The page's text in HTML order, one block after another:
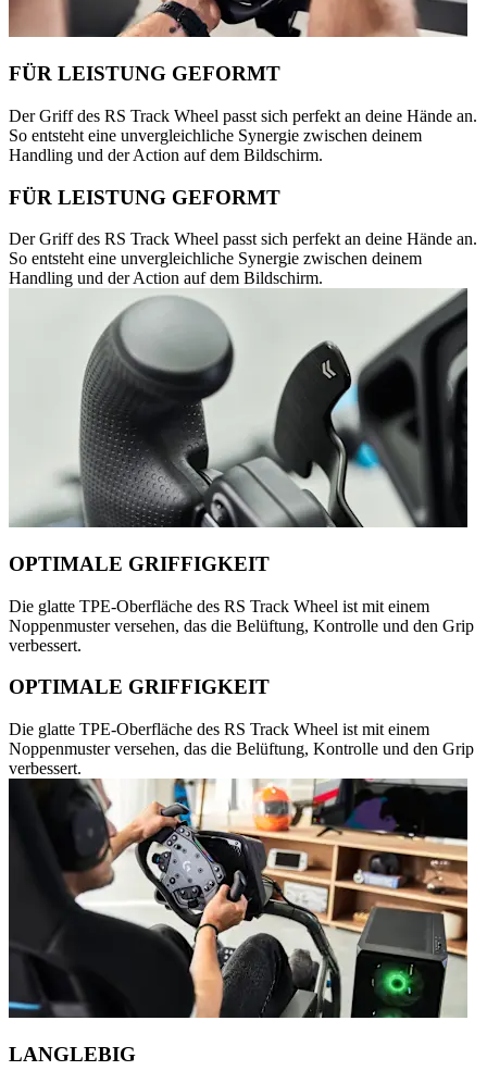
FÜR LEISTUNG GEFORMT
Der Griff des RS Track Wheel passt sich perfekt an deine Hände an.
So entsteht eine unvergleichliche Synergie zwischen deinem
Handling und der Action auf dem Bildschirm.
FÜR LEISTUNG GEFORMT
Der Griff des RS Track Wheel passt sich perfekt an deine Hände an.
So entsteht eine unvergleichliche Synergie zwischen deinem
Handling und der Action auf dem Bildschirm.
OPTIMALE GRIFFIGKEIT
Die glatte TPE-Oberfläche des RS Track Wheel ist mit einem
Noppenmuster versehen, das die Belüftung, Kontrolle und den Grip
verbessert.
OPTIMALE GRIFFIGKEIT
Die glatte TPE-Oberfläche des RS Track Wheel ist mit einem
Noppenmuster versehen, das die Belüftung, Kontrolle und den Grip
verbessert.
LANGLEBIG